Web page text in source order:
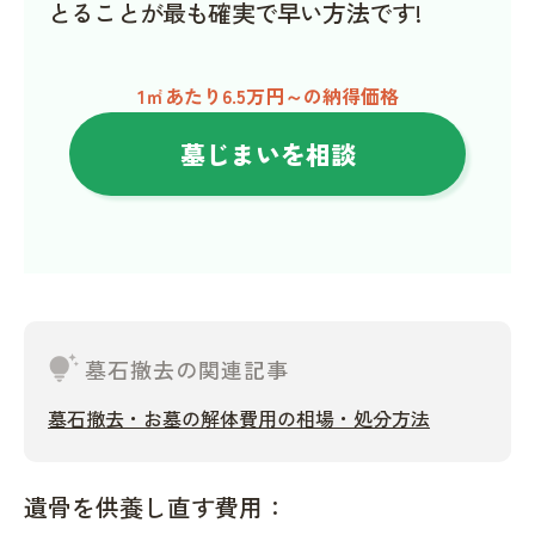
とることが最も確実で早い方法です!
1㎡あたり6.5万円～の納得価格
墓じまいを相談
tips_and_updates墓石撤去の関連記事
墓石撤去・お墓の解体費用の相場・処分方法
遺骨を供養し直す費用：